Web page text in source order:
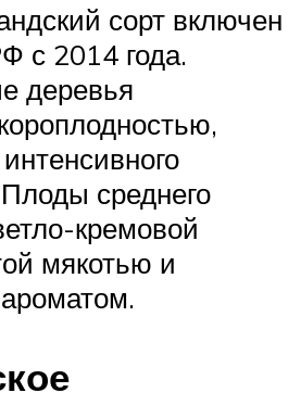
сорт включен
с 2014 года.
деревья
среднего
кремовой
мякотью и